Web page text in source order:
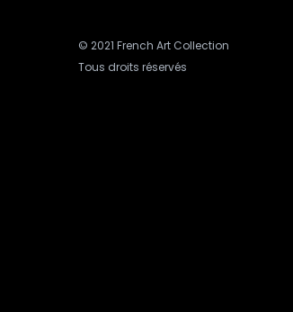
© 2021 French Art Collection
Tous droits réservés